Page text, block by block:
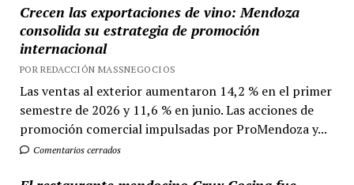
Crecen las exportaciones de vino: Mendoza
consolida su estrategia de promoción
internacional
POR REDACCIÓN MASSNEGOCIOS
Las ventas al exterior aumentaron 14,2 % en el primer
semestre de 2026 y 11,6 % en junio. Las acciones de
promoción comercial impulsadas por ProMendoza y...
Comentarios cerrados